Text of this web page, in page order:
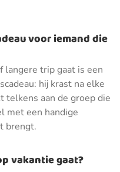
voor iemand die
langere trip gaat is een
hij krast na elke
telkens aan de groep die
met een handige
brengt.
vakantie gaat?